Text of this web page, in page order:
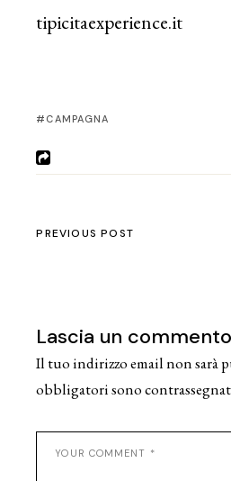
tipicitaexperience.it
CAMPAGNA
PREVIOUS POST
Lascia un commento
Il tuo indirizzo email non sarà
obbligatori sono